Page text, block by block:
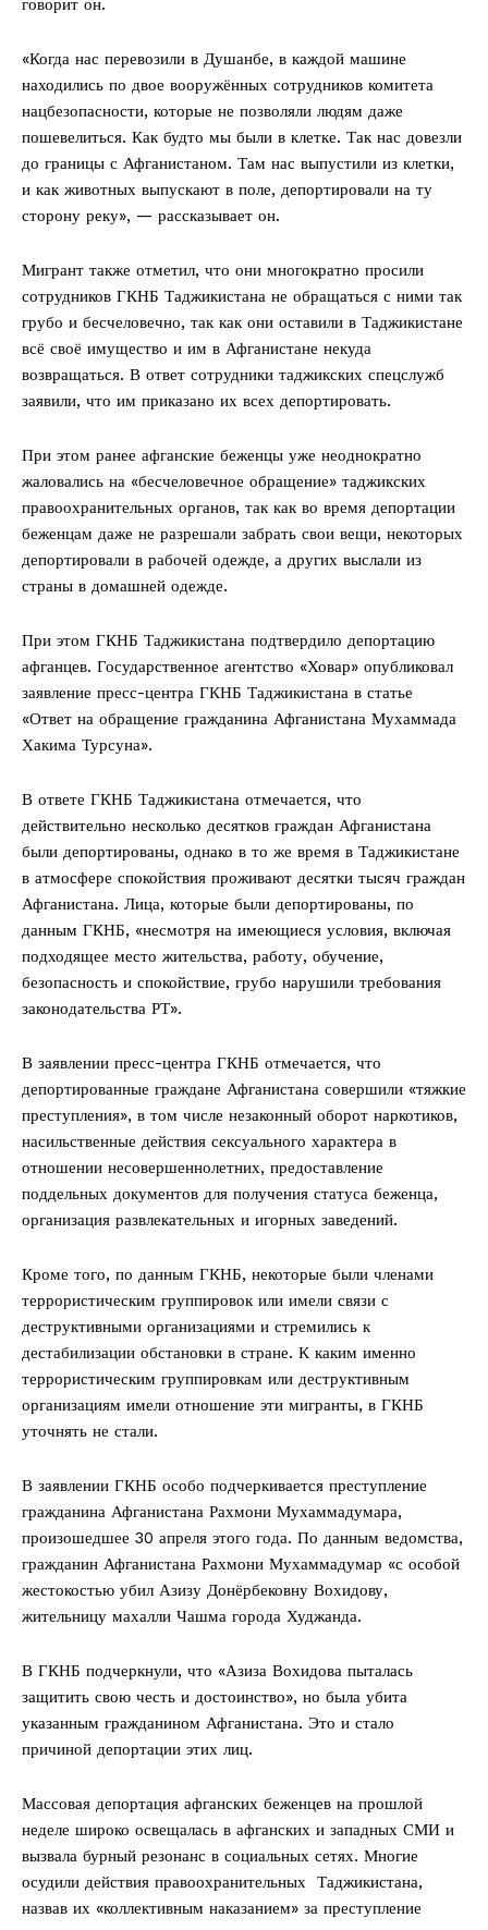
«Когда нас перевозили в Душанбе, в каждой машине
находились по двое вооружённых сотрудников комитета
нацбезопасности, которые не позволяли людям даже
пошевелиться. Как будто мы были в клетке. Так нас довезли
до границы с Афганистаном. Там нас выпустили из клетки,
и как животных выпускают в поле, депортировали на ту
сторону реку», — рассказывает он.
Мигрант также отметил, что они многократно просили
сотрудников ГКНБ Таджикистана не обращаться с ними так
грубо и бесчеловечно, так как они оставили в Таджикистане
всё своё имущество и им в Афганистане некуда
возвращаться. В ответ сотрудники таджикских спецслужб
заявили, что им приказано их всех депортировать.
При этом ранее афганские беженцы уже неоднократно
жаловались на «бесчеловечное обращение» таджикских
правоохранительных органов, так как во время депортации
беженцам даже не разрешали забрать свои вещи, некоторых
депортировали в рабочей одежде, а других выслали из
страны в домашней одежде.
При этом ГКНБ Таджикистана подтвердило депортацию
афганцев. Государственное агентство «Ховар» опубликовал
заявление пресс-центра ГКНБ Таджикистана в статье
«Ответ на обращение гражданина Афганистана Мухаммада
Хакима Турсуна».
В ответе ГКНБ Таджикистана отмечается, что
действительно несколько десятков граждан Афганистана
были депортированы, однако в то же время в Таджикистане
в атмосфере спокойствия проживают десятки тысяч граждан
Афганистана. Лица, которые были депортированы, по
данным ГКНБ, «несмотря на имеющиеся условия, включая
подходящее место жительства, работу, обучение,
безопасность и спокойствие, грубо нарушили требования
законодательства РТ».
В заявлении пресс-центра ГКНБ отмечается, что
депортированные граждане Афганистана совершили «тяжкие
преступления», в том числе незаконный оборот наркотиков,
насильственные действия сексуального характера в
отношении несовершеннолетних, предоставление
поддельных документов для получения статуса беженца,
организация развлекательных и игорных заведений.
Кроме того, по данным ГКНБ, некоторые были членами
террористическим группировок или имели связи с
деструктивными организациями и стремились к
дестабилизации обстановки в стране. К каким именно
террористическим группировкам или деструктивным
организациям имели отношение эти мигранты, в ГКНБ
уточнять не стали.
В заявлении ГКНБ особо подчеркивается преступление
гражданина Афганистана Рахмони Мухаммадумара,
произошедшее 30 апреля этого года. По данным ведомства,
гражданин Афганистана Рахмони Мухаммадумар «с особой
жестокостью убил Азизу Донёрбековну Вохидову,
жительницу махалли Чашма города Худжанда.
В ГКНБ подчеркнули, что «Азиза Вохидова пыталась
защитить свою честь и достоинство», но была убита
указанным гражданином Афганистана. Это и стало
причиной депортации этих лиц.
Массовая депортация афганских беженцев на прошлой
неделе широко освещалась в афганских и западных СМИ и
вызвала бурный резонанс в социальных сетях. Многие
осудили действия правоохранительных Таджикистана,
назвав их «коллективным наказанием» за преступление